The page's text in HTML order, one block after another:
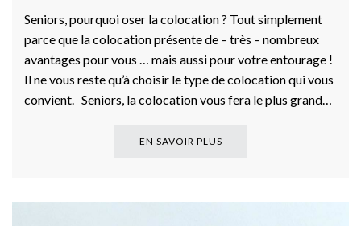
Seniors, pourquoi oser la colocation ? Tout simplement
parce que la colocation présente de – très – nombreux
avantages pour vous … mais aussi pour votre entourage !
Il ne vous reste qu’à choisir le type de colocation qui vous
convient. Seniors, la colocation vous fera le plus grand…
EN SAVOIR PLUS